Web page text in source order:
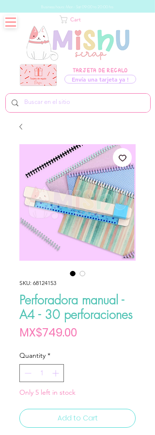
Business hours: Mon - Sat 09:00 to 20:00 hrs
TARJETA DE REGALO
Envía una tarjeta ya !
Cart
SKU: 68124153
Perforadora manual -
A4 - 30 perforaciones
MX$749.00
Quantity *
Only 5 left in stock
Add to Cart